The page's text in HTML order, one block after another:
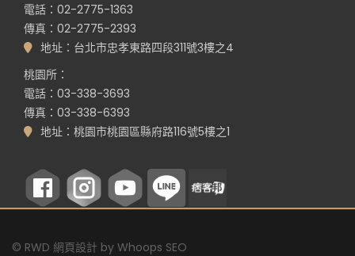
電話：02-2775-1363
傳真：02-2775-2393
地址：台北市忠孝東路四段311號3樓之4
桃園所：
電話：03-338-3693
傳真：03-338-6393
地址：桃園市桃園區縣府路116號5樓之1
© RWD 網頁設計 by Whoops SEO